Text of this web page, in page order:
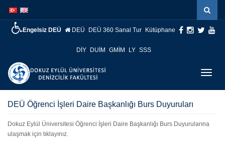
atla
atla
Engelsiz DEÜ DEÜ DEÜ 360 Sanal Tur Kütüphane
DİY DUİM GMİM LY SSS
DEÜ Öğrenci İşleri Daire Başkanlığı Burs Duyuruları
Dokuz Eylül Üniversitesi Öğrenci İşleri Daire Başkanlığı Burs Duyurularına
ulaşmak için tıklayınız.